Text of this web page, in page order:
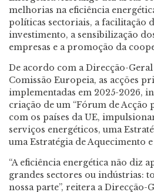
melhorias na eficiência
políticas sectoriais, a facilitação
investimento, a sensibilização
empresas e a promoção da
De acordo com a Direcção-
Comissão Europeia, as acções
implementadas em 2025-2026,
criação de um “Fórum de Acção
com os países da UE,
serviços energéticos, uma
uma Estratégia de Aquecimento
“A eficiência energética não diz
grandes sectores ou indústrias:
nossa parte”, reitera a Direcção-